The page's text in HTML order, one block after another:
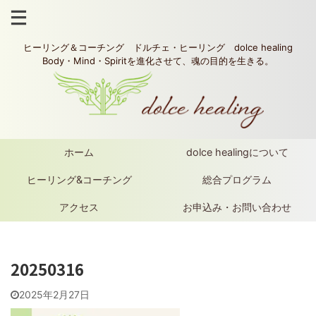
ヒーリング＆コーチング ドルチェ・ヒーリング dolce healing
Body・Mind・Spiritを進化させて、魂の目的を生きる。
ホーム dolce healingについて
ヒーリング&コーチング 総合プログラム
アクセス お申込み・お問い合わせ
20250316
2025年2月27日